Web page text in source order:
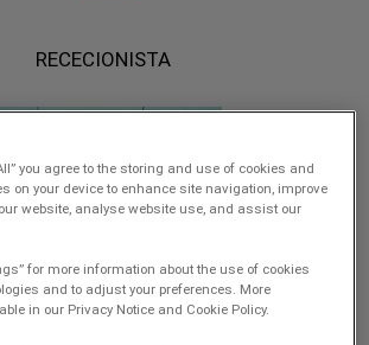
RECECIONISTA
you agree to the storing and use of cookies and
on your device to enhance site navigation, improve
website, analyse website use, and assist our
for more information about the use of cookies
and to adjust your preferences. More
in our Privacy Notice and Cookie Policy.